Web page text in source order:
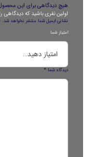
هیچ دیدگاهی برای این
اولین نفری باشید که دیدگاهی را
نشانی ایمیل شما منتشر نخواهد شد.
امتیاز شما
دیدگاه شما*